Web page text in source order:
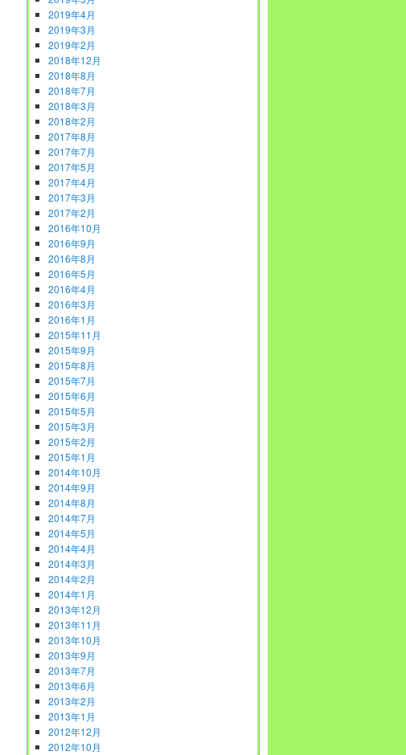
2019年4月
2019年3月
2019年2月
2018年12月
2018年8月
2018年7月
2018年3月
2018年2月
2017年8月
2017年7月
2017年5月
2017年4月
2017年3月
2017年2月
2016年10月
2016年9月
2016年8月
2016年5月
2016年4月
2016年3月
2016年1月
2015年11月
2015年9月
2015年8月
2015年7月
2015年6月
2015年5月
2015年3月
2015年2月
2015年1月
2014年10月
2014年9月
2014年8月
2014年7月
2014年5月
2014年4月
2014年3月
2014年2月
2014年1月
2013年12月
2013年11月
2013年10月
2013年9月
2013年7月
2013年6月
2013年2月
2013年1月
2012年12月
2012年10月